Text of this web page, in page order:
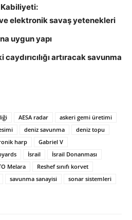
elektronik savaş yetenekleri
uygun yapı
artıracak savunma
AESA radar
askeri gemi üretimi
deniz savunma
deniz topu
harp
Gabriel V
İsrail
İsrail Donanması
Melara
Reshef sınıfı korvet
savunma sanayisi
sonar sistemleri